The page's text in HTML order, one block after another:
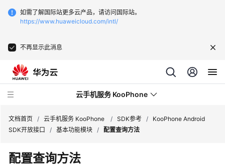
如需了解国际站更多云产品，请访问国际站。
https://www.huaweicloud.com/intl/
不再显示此消息
云手机服务 KooPhone
最
新
文档首页 / 云手机服务 KooPhone / SDK参考 /
KooPhone Android
SDK开放接口
/ 基本功能模块 / 配置查询方法
配置查询方法